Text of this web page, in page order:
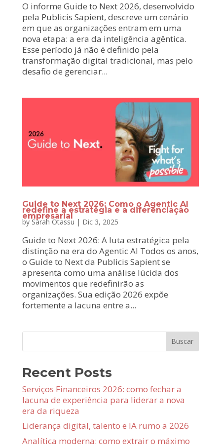
O informe Guide to Next 2026, desenvolvido
pela Publicis Sapient, descreve um cenário
em que as organizações entram em uma
nova etapa: a era da inteligência agêntica.
Esse período já não é definido pela
transformação digital tradicional, mas pelo
desafio de gerenciar...
Guide to Next 2026: Como o Agentic AI
redefine a estratégia e a diferenciação
empresarial
bySarah Otassu | Dic 3, 2025
Guide to Next 2026: A luta estratégica pela
distinção na era do Agentic AI Todos os anos,
o Guide to Next da Publicis Sapient se
apresenta como uma análise lúcida dos
movimentos que redefinirão as
organizações. Sua edição 2026 expõe
fortemente a lacuna entre a...
Buscar
Recent Posts
Serviços Financeiros 2026: como fechar a
lacuna de experiência para liderar a nova
era da riqueza
Liderança digital, talento e IA rumo a 2026
Analítica moderna: como extrair o máximo